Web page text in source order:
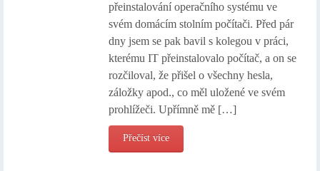
přeinstalování operačního systému ve
svém domácím stolním počítači. Před pár
dny jsem se pak bavil s kolegou v práci,
kterému IT přeinstalovalo počítač, a on se
rozčiloval, že přišel o všechny hesla,
záložky apod., co měl uložené ve svém
prohlížeči. Upřímně mě […]
Přečíst více